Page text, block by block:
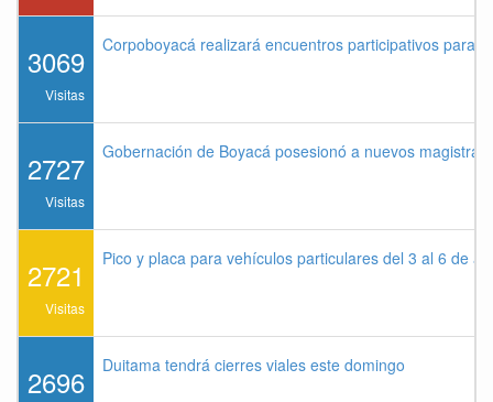
3069
Visitas
Corpoboyacá realizará encuentros participativos para
2727
Visitas
Gobernación de Boyacá posesionó a nuevos
2721
Visitas
Pico y placa para vehículos particulares del 3 al 6 de
2696 Duitama tendrá cierres viales este domingo